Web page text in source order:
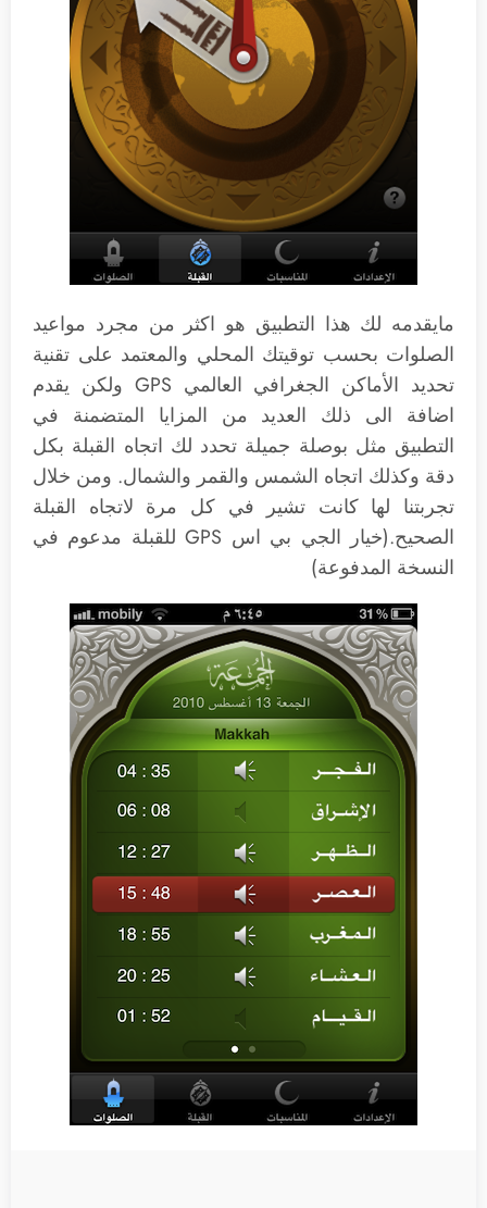
مايقدمه لك هذا التطبيق هو اكثر من مجرد مواعيد
الصلوات بحسب توقيتك المحلي والمعتمد على تقنية
تحديد الأماكن الجغرافي العالمي GPS ولكن يقدم
اضافة الى ذلك العديد من المزايا المتضمنة في
التطبيق مثل بوصلة جميلة تحدد لك اتجاه القبلة بكل
دقة وكذلك اتجاه الشمس والقمر والشمال. ومن خلال
تجربتنا لها كانت تشير في كل مرة لاتجاه القبلة
الصحيح.(خيار الجي بي اس GPS للقبلة مدعوم في
النسخة المدفوعة)